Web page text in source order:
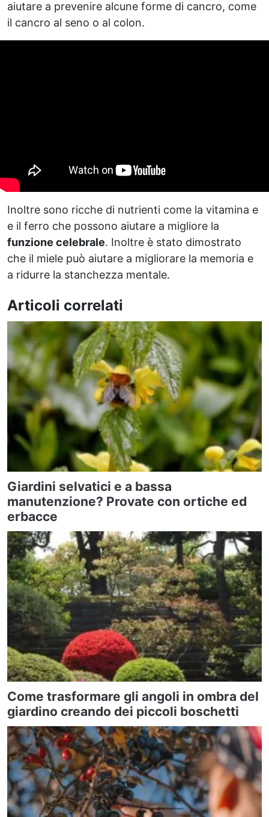
aiutare a prevenire alcune forme di cancro, come
il cancro al seno o al colon.
Inoltre sono ricche di nutrienti come la vitamina e
e il ferro che possono aiutare a migliore la
funzione celebrale. Inoltre è stato dimostrato
che il miele può aiutare a migliorare la memoria e
a ridurre la stanchezza mentale.
Articoli correlati
Giardini selvatici e a bassa
manutenzione? Provate con ortiche ed
erbacce
Come trasformare gli angoli in ombra del
giardino creando dei piccoli boschetti